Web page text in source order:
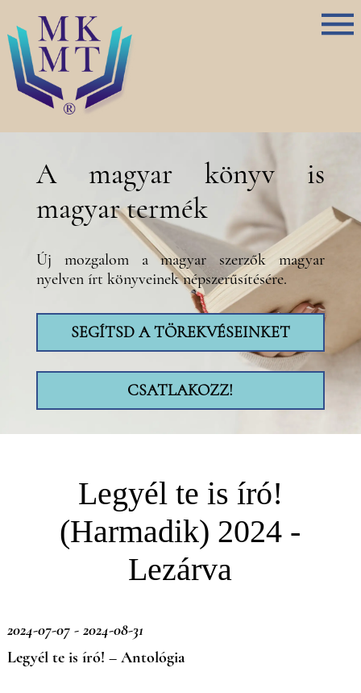
A magyar könyv is
magyar termék
Új mozgalom a magyar szerzők magyar
nyelven írt könyveinek népszerűsítésére.
SEGÍTSD A TÖREKVÉSEINKET
CSATLAKOZZ!
Legyél te is író!
(Harmadik) 2024 -
Lezárva
2024-07-07 - 2024-08-31
Legyél te is író! – Antológia